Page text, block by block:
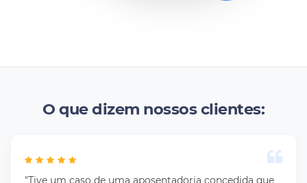
O que dizem nossos clientes:
"Tive um caso de uma aposentadoria concedida que